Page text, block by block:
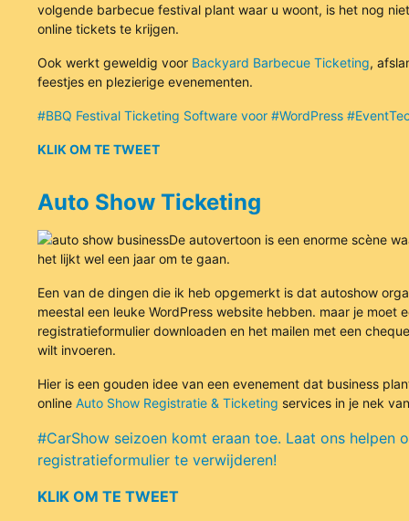
volgende barbecue festival plant waar u woont, is het nog
online tickets te krijgen.
Ook werkt geweldig voor Backyard Barbecue Ticketing,
feestjes en plezierige evenementen.
#BBQ Festival Ticketing Software voor #WordPress
KLIK OM TE TWEET
Auto Show Ticketing
De autovertoon is een enorme scène
het lijkt wel een jaar om te gaan.
Een van de dingen die ik heb opgemerkt is dat autoshow
meestal een leuke WordPress website hebben. maar je moet
registratieformulier downloaden en het mailen met een
wilt invoeren.
Hier is een gouden idee van een evenement dat business
online Auto Show Registratie & Ticketing services in je nek
#CarShow seizoen komt eraan toe. Laat ons helpen
registratieformulier te verwijderen!
KLIK OM TE TWEET